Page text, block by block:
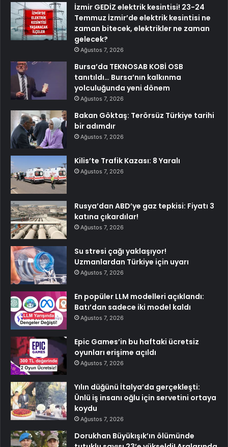
İzmir GEDİZ elektrik kesintisi! 23-24
Temmuz İzmir’de elektrik kesintisi ne
zaman bitecek, elektrikler ne zaman
gelecek?
Ağustos 7, 2026
Bursa’da TEKNOSAB KOBİ OSB
tanıtıldı… Bursa’nın kalkınma
yolculuğunda yeni dönem
Ağustos 7, 2026
Bakan Göktaş: Terörsüz Türkiye tarihi
bir adımdır
Ağustos 7, 2026
Kilis’te Trafik Kazası: 8 Yaralı
Ağustos 7, 2026
Rusya’dan ABD’ye gaz tepkisi: Fiyatı 3
katına çıkardılar!
Ağustos 7, 2026
Su stresi çağı yaklaşıyor!
Uzmanlardan Türkiye için uyarı
Ağustos 7, 2026
En popüler LLM modelleri açıklandı:
Batı’dan sadece iki model kaldı
Ağustos 7, 2026
Epic Games’in bu haftaki ücretsiz
oyunları erişime açıldı
Ağustos 7, 2026
Yılın düğünü İtalya’da gerçekleşti:
Ünlü iş insanı oğlu için servetini ortaya
koydu
Ağustos 7, 2026
Dorukhan Büyükışık’ın ölümünde